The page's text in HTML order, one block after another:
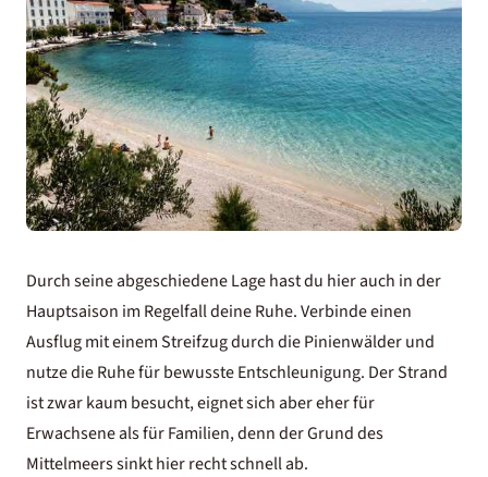
Durch seine abgeschiedene Lage hast du hier auch in der
Hauptsaison im Regelfall deine Ruhe. Verbinde einen
Ausflug mit einem Streifzug durch die Pinienwälder und
nutze die Ruhe für bewusste Entschleunigung. Der Strand
ist zwar kaum besucht, eignet sich aber eher für
Erwachsene als für Familien, denn der Grund des
Mittelmeers sinkt hier recht schnell ab.